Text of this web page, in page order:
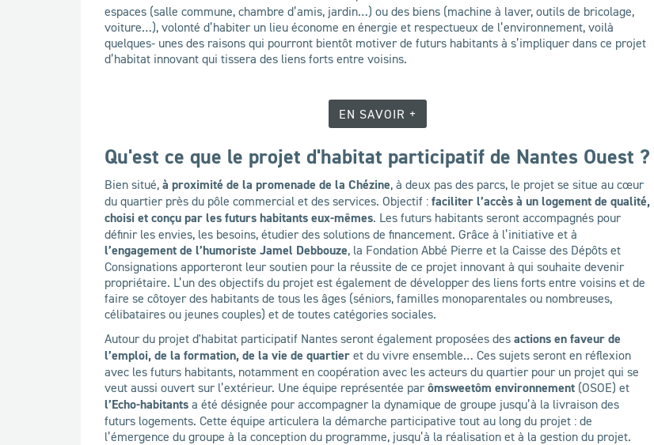
espaces (salle commune, chambre d’amis, jardin…) ou des biens (machine à laver, outils de bricolage,
voiture…), volonté d’habiter un lieu économe en énergie et respectueux de l’environnement, voilà
quelques- unes des raisons qui pourront bientôt motiver de futurs habitants à s’impliquer dans ce projet
d’habitat innovant qui tissera des liens forts entre voisins.
EN SAVOIR +
Qu'est ce que le projet d'habitat participatif de Nantes Ouest ?
Bien situé, à proximité de la promenade de la Chézine, à deux pas des parcs, le projet se situe au cœur
du quartier près du pôle commercial et des services. Objectif : faciliter l’accès à un logement de qualité,
choisi et conçu par les futurs habitants eux-mêmes. Les futurs habitants seront accompagnés pour
définir les envies, les besoins, étudier des solutions de financement. Grâce à l’initiative et à
l’engagement de l’humoriste Jamel Debbouze, la Fondation Abbé Pierre et la Caisse des Dépôts et
Consignations apporteront leur soutien pour la réussite de ce projet innovant à qui souhaite devenir
propriétaire. L’un des objectifs du projet est également de développer des liens forts entre voisins et de
faire se côtoyer des habitants de tous les âges (séniors, familles monoparentales ou nombreuses,
célibataires ou jeunes couples) et de toutes catégories sociales.
Autour du projet d'habitat participatif Nantes seront également proposées des actions en faveur de
l’emploi, de la formation, de la vie de quartier et du vivre ensemble… Ces sujets seront en réflexion
avec les futurs habitants, notamment en coopération avec les acteurs du quartier pour un projet qui se
veut aussi ouvert sur l’extérieur. Une équipe représentée par ômsweetôm environnement (OSOE) et
l’Echo-habitants a été désignée pour accompagner la dynamique de groupe jusqu’à la livraison des
futurs logements. Cette équipe articulera la démarche participative tout au long du projet : de
l’émergence du groupe à la conception du programme, jusqu’à la réalisation et à la gestion du projet.